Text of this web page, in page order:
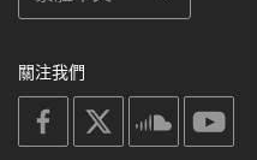
關注我們
on
facebook
soundcloud